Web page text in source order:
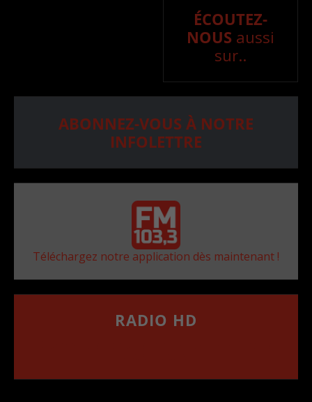
ÉCOUTEZ-
NOUS aussi
sur..
ABONNEZ-VOUS À NOTRE
INFOLETTRE
Téléchargez notre application dès maintenant !
RADIO HD